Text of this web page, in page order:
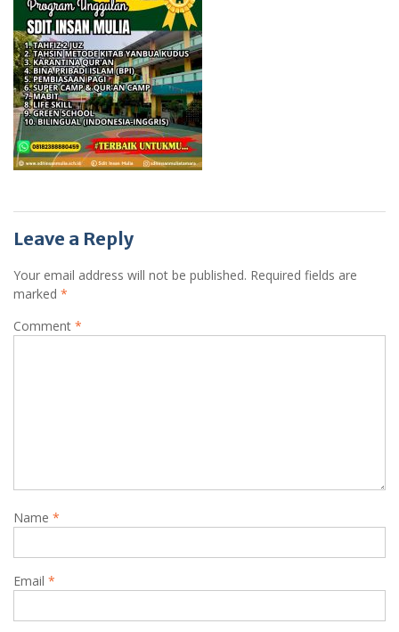
Leave a Reply
Your email address will not be published. Required fields are
marked *
Comment *
Name *
Email *